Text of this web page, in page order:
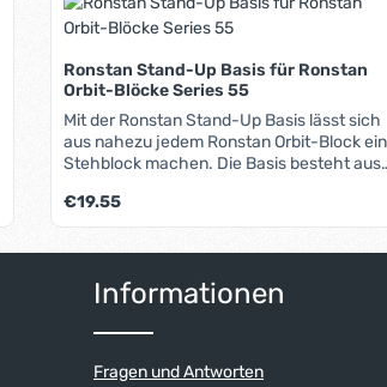
Ronstan Stand-Up Basis für Ronstan
Orbit-Blöcke Series 55
Mit der Ronstan Stand-Up Basis lässt sich
aus nahezu jedem Ronstan Orbit-Block ein
Stehblock machen. Die Basis besteht aus
einem Gummibalg, der den Block in
senkrechter Position hält. Im Gegensatz
einer Feder können sich hier keine Leinen
gerade oder um 90° verdreht montieren.
Regulärer Preis:
€19.55
Informationen
Fragen und Antworten